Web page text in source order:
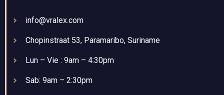
info@vralex.com
Chopinstraat 53, Paramaribo, Suriname
Lun – Vie : 9am – 4:30pm
Sab: 9am – 2:30pm